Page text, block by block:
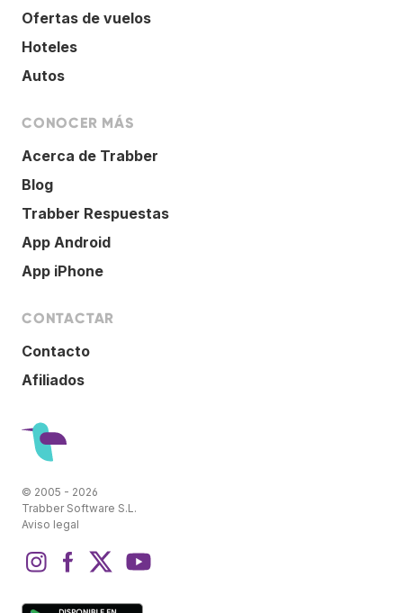
Ofertas de vuelos
Hoteles
Autos
CONOCER MÁS
Acerca de Trabber
Blog
Trabber Respuestas
App Android
App iPhone
CONTACTAR
Contacto
Afiliados
© 2005 - 2026
Trabber Software S.L.
Aviso legal